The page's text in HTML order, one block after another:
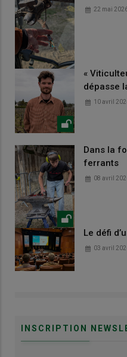
22 mai
«
dépasse
10 avril
Dans la
ferrants
08 avril
Le défi
03 avril
INSCRIPTION